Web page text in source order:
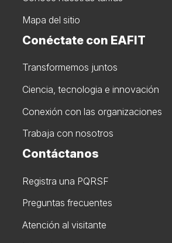
Mapa del sitio
Conéctate con EAFIT
Transformemos juntos
Ciencia, tecnologia e innovación
Conexión con las organizaciones
Trabaja con nosotros
Contáctanos
Registra una PQRSF
Preguntas frecuentes
Atención al visitante